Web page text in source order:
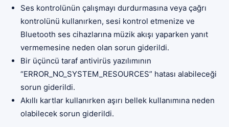
Ses kontrolünün çalışmayı durdurmasına veya çağrı
kontrolünü kullanırken, sesi kontrol etmenize ve
Bluetooth ses cihazlarına müzik akışı yaparken yanıt
vermemesine neden olan sorun giderildi.
Bir üçüncü taraf antivirüs yazılımının
“ERROR_NO_SYSTEM_RESOURCES” hatası alabileceği
sorun giderildi.
Akıllı kartlar kullanırken aşırı bellek kullanımına neden
olabilecek sorun giderildi.